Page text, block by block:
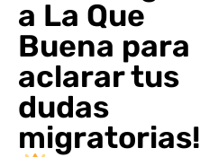
a La Que
Buena para
aclarar tus
dudas
migratorias!